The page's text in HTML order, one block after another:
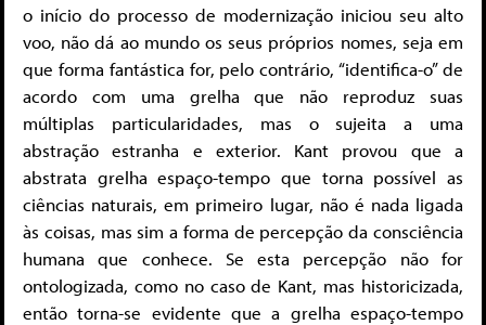
o início do processo de modernização iniciou seu alto
voo, não dá ao mundo os seus próprios nomes, seja em
que forma fantástica for, pelo contrário, “identifica-o” de
acordo com uma grelha que não reproduz suas
múltiplas particularidades, mas o sujeita a uma
abstração estranha e exterior. Kant provou que a
abstrata grelha espaço-tempo que torna possível as
ciências naturais, em primeiro lugar, não é nada ligada
às coisas, mas sim a forma de percepção da consciência
humana que conhece. Se esta percepção não for
ontologizada, como no caso de Kant, mas historicizada,
então torna-se evidente que a grelha espaço-tempo